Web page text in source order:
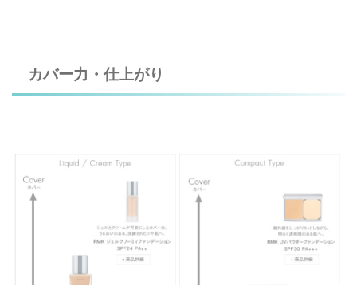
カバー力・仕上がり